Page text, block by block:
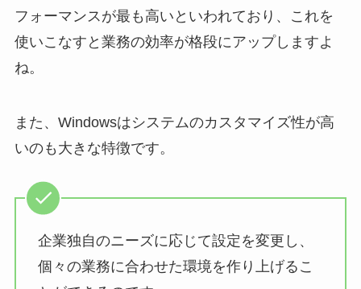
フォーマンスが最も高いといわれており、これを
使いこなすと業務の効率が格段にアップしますよ
ね。
また、Windowsはシステムのカスタマイズ性が高
いのも大きな特徴です。
企業独自のニーズに応じて設定を変更し、
個々の業務に合わせた環境を作り上げるこ